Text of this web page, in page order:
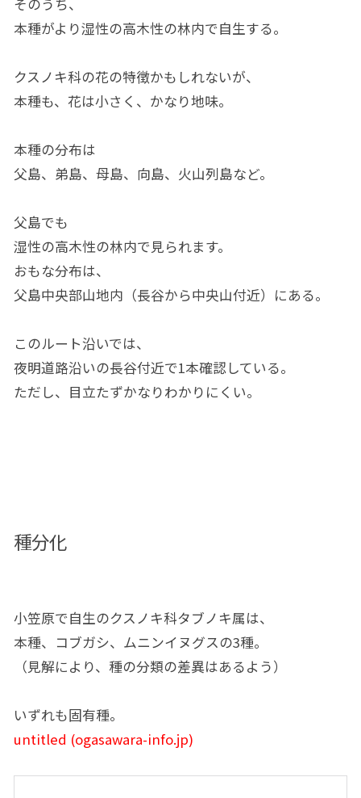
そのうち、
本種がより湿性の高木性の林内で自生する。
クスノキ科の花の特徴かもしれないが、
本種も、花は小さく、かなり地味。
本種の分布は
父島、弟島、母島、向島、火山列島など。
父島でも
湿性の高木性の林内で見られます。
おもな分布は、
父島中央部山地内（長谷から中央山付近）にある。
このルート沿いでは、
夜明道路沿いの長谷付近で1本確認している。
ただし、目立たずかなりわかりにくい。
種分化
小笠原で自生のクスノキ科タブノキ属は、
本種、コブガシ、ムニンイヌグスの3種。
（見解により、種の分類の差異はあるよう）
いずれも固有種。
untitled (ogasawara-info.jp)